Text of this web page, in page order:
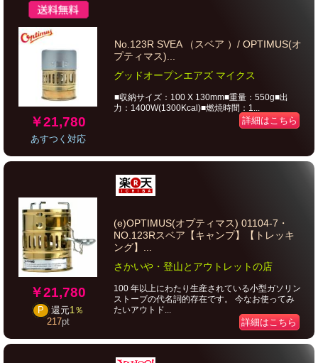
￥21,780
あすつく対応
No.123R SVEA （スベア ）/ OPTIMUS(オ
プティマス)...
グッドオープンエアズ マイクス
■収納サイズ：100 X 130mm■重量：550g■出
力：1400W(1300Kcal)■燃焼時間：1...
詳細はこちら
￥21,780
P 還元1％
217pt
(e)OPTIMUS(オプティマス) 01104-7・
NO.123Rスベア【キャンプ】【トレッキ
ング】...
さかいや・登山とアウトレットの店
100 年以上にわたり生産されている小型ガソリン
ストーブの代名詞的存在です。 今なお使ってみ
たいアウトド...
詳細はこちら